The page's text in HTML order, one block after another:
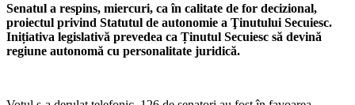
Senatul a respins, miercuri, ca în calitate de for decizional,
proiectul privind Statutul de autonomie a Ţinutului Secuiesc.
Inițiativa legislativă prevedea ca Ținutul Secuiesc să devină
regiune autonomă cu personalitate juridică.